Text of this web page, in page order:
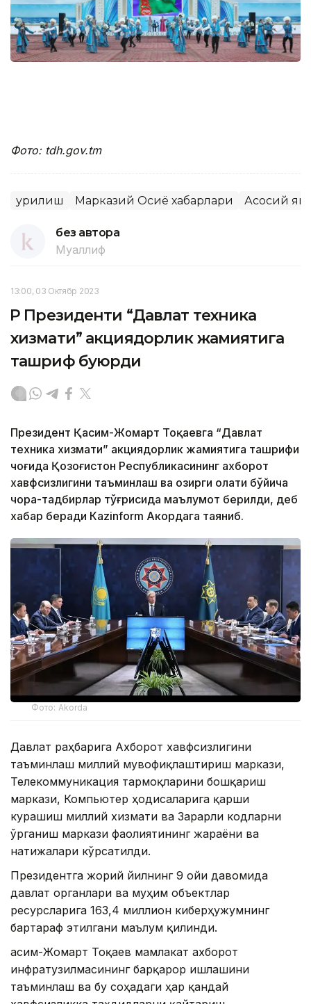
Фото: tdh.gov.tm
Қурилиш Марказий Осиё хабарлари Асосий
без автора
Муаллиф
13:00, 03 Октябр 2023
ҚР Президенти “Давлат техника
хизмати” акциядорлик жамиятига
ташриф буюрди
Президент Қасим-Жомарт Тоқаевга “Давлат
техника хизмати” акциядорлик жамиятига ташрифи
чоғида Қозоғистон Республикасининг ахборот
хавфсизлигини таъминлаш ва ҳозирги ҳолати бўйича
чора-тадбирлар тўғрисида маълумот берилди, деб
хабар беради Каzinform Акордага таяниб.
Фото: Akorda
Давлат раҳбарига Ахборот хавфсизлигини
таъминлаш миллий мувофиқлаштириш маркази,
Телекоммуникация тармоқларини бошқариш
маркази, Компьютер ҳодисаларига қарши
курашиш миллий хизмати ва Зарарли кодларни
ўрганиш маркази фаолиятининг жараёни ва
натижалари кўрсатилди.
Президентга жорий йилнинг 9 ойи давомида
давлат органлари ва муҳим объектлар
ресурсларига 163,4 миллион киберҳужумнинг
бартараф этилгани маълум қилинди.
Қасим-Жомарт Тоқаев мамлакат ахборот
инфратузилмасининг барқарор ишлашини
таъминлаш ва бу соҳадаги ҳар қандай